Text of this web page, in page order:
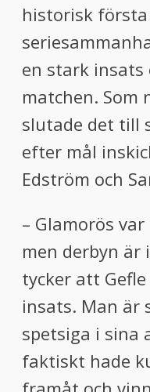
historisk första
en stark insats
matchen. Som
slutade det till
efter mål
Edström och
– Glamorös
men derbyn är
tycker att
insats. Man är
spetsiga i sina
faktiskt hade